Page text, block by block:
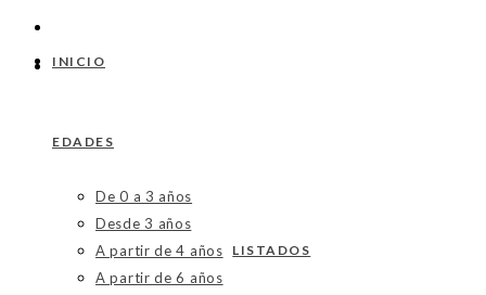
INICIO
EDADES
De 0 a 3 años
Desde 3 años
A partir de 4 años
A partir de 6 años
LISTADOS